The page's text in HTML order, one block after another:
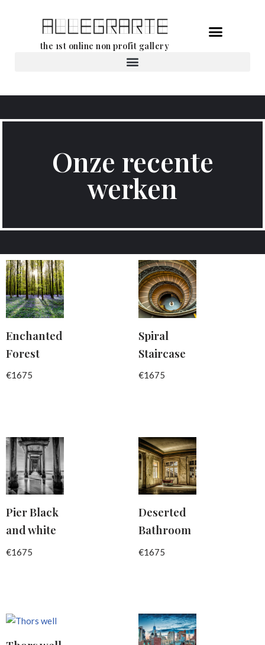
the 1st online non profit gallery
Onze recente
werken
Enchanted
Forest
€1675
Spiral
Staircase
€1675
Pier Black
and white
€1675
Deserted
Bathroom
€1675